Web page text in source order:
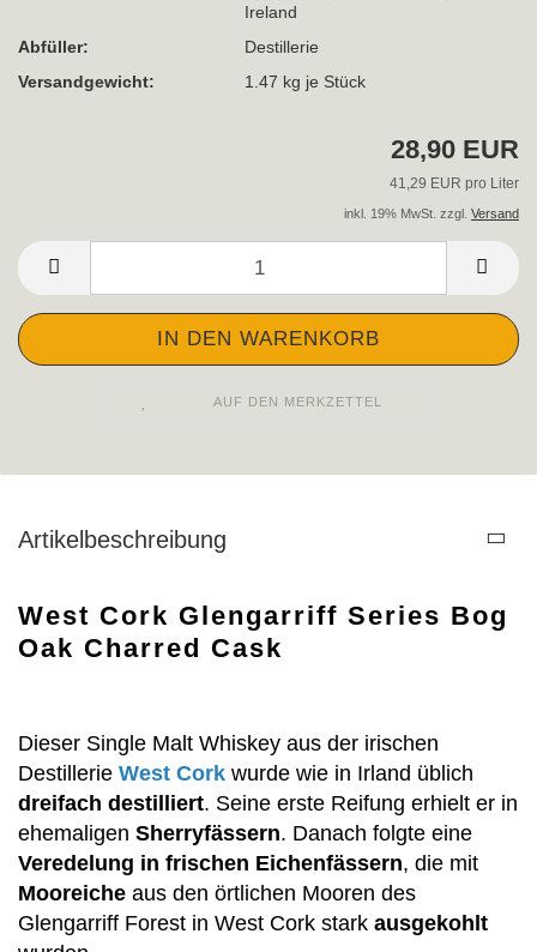
Ireland
Abfüller:
Destillerie
Versandgewicht:
1.47 kg je Stück
28,90 EUR
41,29 EUR pro Liter
inkl. 19% MwSt. zzgl. Versand
AUF DEN MERKZETTEL
Artikelbeschreibung
West Cork Glengarriff Series Bog
Oak Charred Cask
Dieser Single Malt Whiskey aus der irischen
Destillerie West Cork wurde wie in Irland üblich
dreifach destilliert. Seine erste Reifung erhielt er in
ehemaligen Sherryfässern. Danach folgte eine
Veredelung in frischen Eichenfässern, die mit
Mooreiche aus den örtlichen Mooren des
Glengarriff Forest in West Cork stark ausgekohlt